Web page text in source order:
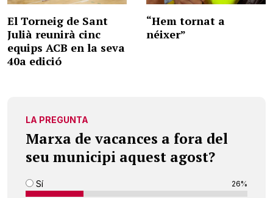
El Torneig de Sant
Julià reunirà cinc
equips ACB en la seva
40a edició
“Hem tornat a
néixer”
LA PREGUNTA
Marxa de vacances a fora del
seu municipi aquest agost?
Sí 26%